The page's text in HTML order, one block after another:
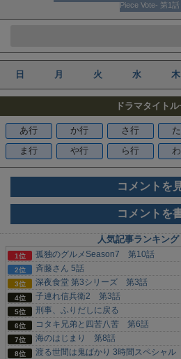
Piece Vote- 第1話
日 月 火 水 木
ドラマタイト
あ行 か行 さ行
ま行
や行 ら行
コメントを
コメントを
人気記事ランキング
孤独のグルメSeason7 第10話
斉藤さん 5話
深夜食堂 第3シリーズ 第3話
子連れ信兵衛2 第3話
刑事、ふりだしに戻る
コタキ兄弟と四苦八苦 第6話
海のはじまり 第8話
渡る世間は鬼ばかり 3時間スペシャル